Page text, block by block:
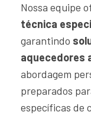
Nossa equipe
técnica
garantindo
aquecedores
abordagem
preparados
específicas de